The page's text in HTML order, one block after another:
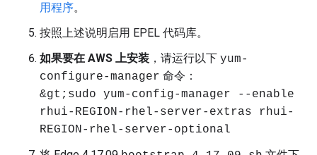
用程序。
按照上述说明启用 EPEL 代码库。
如果要在 AWS 上安装 ，请运行以下 yum-
configure-manager 命令：
&gt;sudo yum-config-manager --enable
rhui-REGION-rhel-server-extras rhui-
REGION-rhel-server-optional